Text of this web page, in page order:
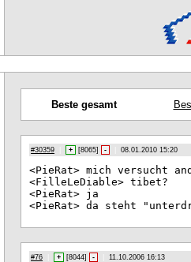
Beste gesamt
#30359 + [8065] - 08.01.2010 15:20
<PieRat> mich versucht
<Fi lleLeDiable> tibet?
<PieRat> ja
<PieRat> da steht
#76 + [8044] - 11.10.2006 16:13